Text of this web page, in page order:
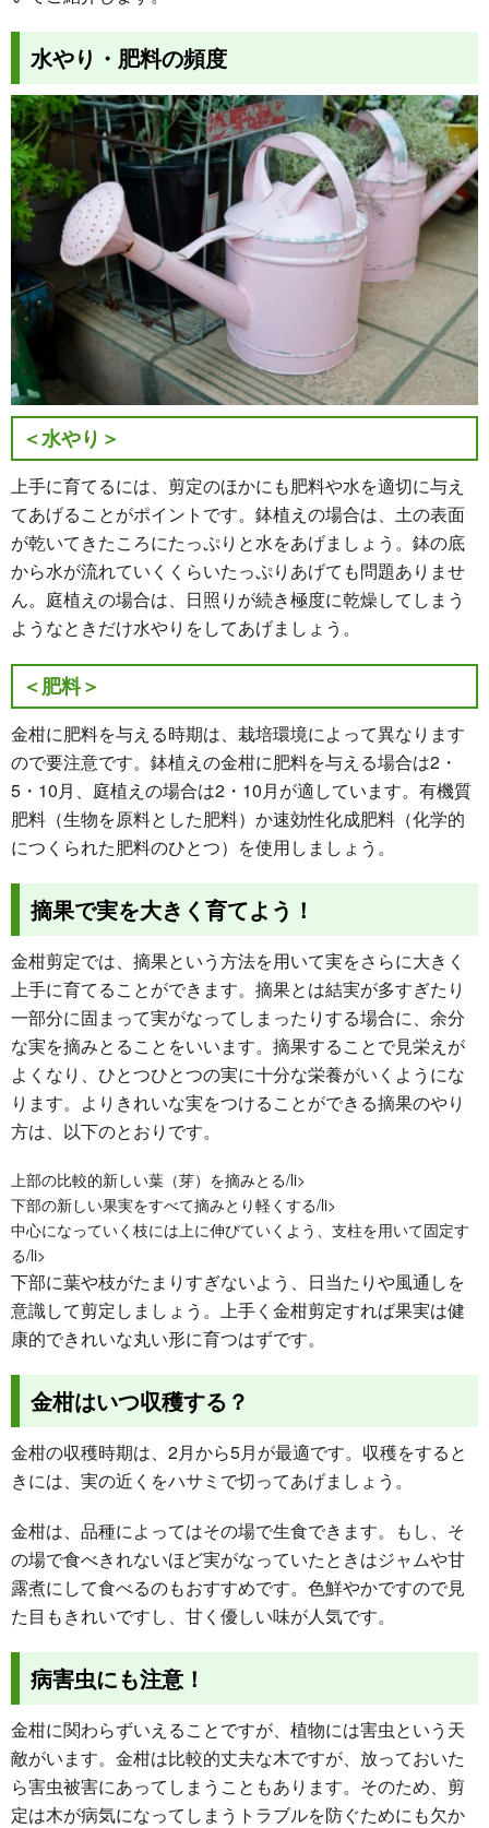
水やり・肥料の頻度
＜水やり＞
上手に育てるには、剪定のほかにも肥料や水を適切に与え
てあげることがポイントです。鉢植えの場合は、土の表面
が乾いてきたころにたっぷりと水をあげましょう。鉢の底
から水が流れていくくらいたっぷりあげても問題ありませ
ん。庭植えの場合は、日照りが続き極度に乾燥してしまう
ようなときだけ水やりをしてあげましょう。
＜肥料＞
金柑に肥料を与える時期は、栽培環境によって異なります
ので要注意です。鉢植えの金柑に肥料を与える場合は2・
5・10月、庭植えの場合は2・10月が適しています。有機質
肥料（生物を原料とした肥料）か速効性化成肥料（化学的
につくられた肥料のひとつ）を使用しましょう。
摘果で実を大きく育てよう！
金柑剪定では、摘果という方法を用いて実をさらに大きく
上手に育てることができます。摘果とは結実が多すぎたり
一部分に固まって実がなってしまったりする場合に、余分
な実を摘みとることをいいます。摘果することで見栄えが
よくなり、ひとつひとつの実に十分な栄養がいくようにな
ります。よりきれいな実をつけることができる摘果のやり
方は、以下のとおりです。
上部の比較的新しい葉（芽）を摘みとる/li>
下部の新しい果実をすべて摘みとり軽くする/li>
中心になっていく枝には上に伸びていくよう、支柱を用いて固定す
る/li>
下部に葉や枝がたまりすぎないよう、日当たりや風通しを
意識して剪定しましょう。上手く金柑剪定すれば果実は健
康的できれいな丸い形に育つはずです。
金柑はいつ収穫する？
金柑の収穫時期は、2月から5月が最適です。収穫をすると
きには、実の近くをハサミで切ってあげましょう。
金柑は、品種によってはその場で生食できます。もし、そ
の場で食べきれないほど実がなっていたときはジャムや甘
露煮にして食べるのもおすすめです。色鮮やかですので見
た目もきれいですし、甘く優しい味が人気です。
病害虫にも注意！
金柑に関わらずいえることですが、植物には害虫という天
敵がいます。金柑は比較的丈夫な木ですが、放っておいた
ら害虫被害にあってしまうこともあります。そのため、剪
定は木が病気になってしまうトラブルを防ぐためにも欠か